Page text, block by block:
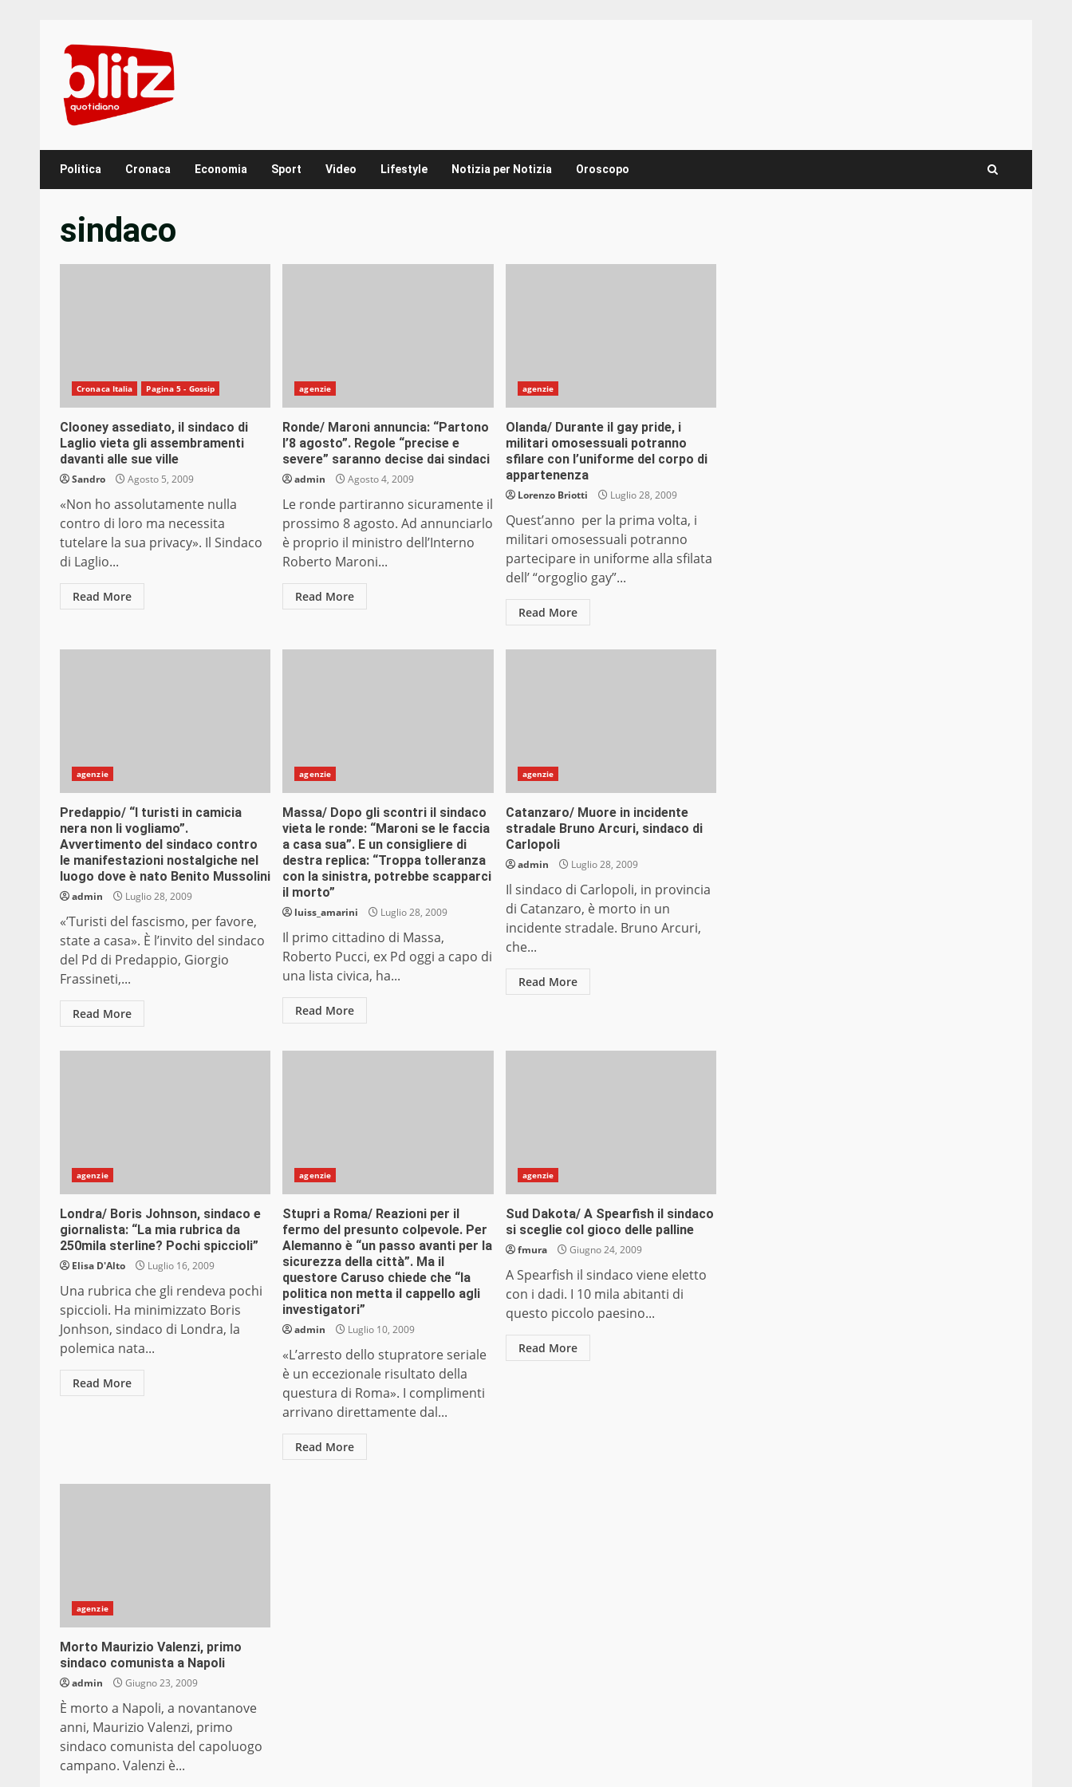
content
Politica Cronaca Economia Sport Video Lifestyle Notizia per Notizia Oroscopo
sindaco
Cronaca Italia Pagina 5 - Gossip
Clooney assediato, il sindaco di
Laglio vieta gli assembramenti
davanti alle sue ville
Sandro Agosto 5, 2009
«Non ho assolutamente nulla
contro di loro ma necessita
tutelare la sua privacy». Il Sindaco
di Laglio...
Read More
agenzie
Ronde/ Maroni annuncia: “Partono
l’8 agosto”. Regole “precise e
severe” saranno decise dai sindaci
admin Agosto 4, 2009
Le ronde partiranno sicuramente il
prossimo 8 agosto. Ad annunciarlo
è proprio il ministro dell’Interno
Roberto Maroni...
Read More
agenzie
Olanda/ Durante il gay pride, i
militari omosessuali potranno
sfilare con l’uniforme del corpo di
appartenenza
Lorenzo Briotti Luglio 28, 2009
Quest’anno per la prima volta, i
militari omosessuali potranno
partecipare in uniforme alla sfilata
dell’ “orgoglio gay”...
Read More
agenzie
Predappio/ “I turisti in camicia
nera non li vogliamo”.
Avvertimento del sindaco contro
le manifestazioni nostalgiche nel
luogo dove è nato Benito Mussolini
admin Luglio 28, 2009
«’Turisti del fascismo, per favore,
state a casa». È l’invito del sindaco
del Pd di Predappio, Giorgio
Frassineti,...
Read More
agenzie
Massa/ Dopo gli scontri il sindaco
vieta le ronde: “Maroni se le faccia
a casa sua”. E un consigliere di
destra replica: “Troppa tolleranza
con la sinistra, potrebbe scapparci
il morto”
luiss_amarini Luglio 28, 2009
Il primo cittadino di Massa,
Roberto Pucci, ex Pd oggi a capo di
una lista civica, ha...
Read More
agenzie
Catanzaro/ Muore in incidente
stradale Bruno Arcuri, sindaco di
Carlopoli
admin Luglio 28, 2009
Il sindaco di Carlopoli, in provincia
di Catanzaro, è morto in un
incidente stradale. Bruno Arcuri,
che...
Read More
agenzie
Londra/ Boris Johnson, sindaco e
giornalista: “La mia rubrica da
250mila sterline? Pochi spiccioli”
Elisa D'Alto Luglio 16, 2009
Una rubrica che gli rendeva pochi
spiccioli. Ha minimizzato Boris
Jonhson, sindaco di Londra, la
polemica nata...
Read More
agenzie
Stupri a Roma/ Reazioni per il
fermo del presunto colpevole. Per
Alemanno è “un passo avanti per la
sicurezza della città”. Ma il
questore Caruso chiede che “la
politica non metta il cappello agli
investigatori”
admin Luglio 10, 2009
«L’arresto dello stupratore seriale
è un eccezionale risultato della
questura di Roma». I complimenti
arrivano direttamente dal...
Read More
agenzie
Sud Dakota/ A Spearfish il sindaco
si sceglie col gioco delle palline
fmura Giugno 24, 2009
A Spearfish il sindaco viene eletto
con i dadi. I 10 mila abitanti di
questo piccolo paesino...
Read More
agenzie
Morto Maurizio Valenzi, primo
sindaco comunista a Napoli
admin Giugno 23, 2009
È morto a Napoli, a novantanove
anni, Maurizio Valenzi, primo
sindaco comunista del capoluogo
campano. Valenzi è...